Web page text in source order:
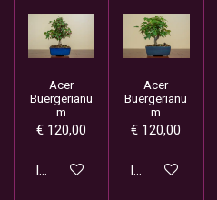
Acer
Buergerianu
m
€ 120,00
In winkelwagen
Acer
Buergerianu
m
€ 120,00
In winkelwagen